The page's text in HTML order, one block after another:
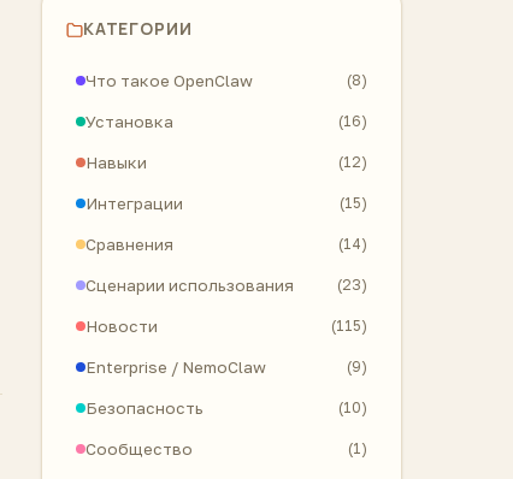
КАТЕГОРИИ
Что такое OpenClaw (8)
Установка (16)
Навыки (12)
Интеграции (15)
Сравнения (14)
Сценарии использования (23)
Новости (115)
Enterprise / NemoClaw (9)
Безопасность (10)
Сообщество (1)